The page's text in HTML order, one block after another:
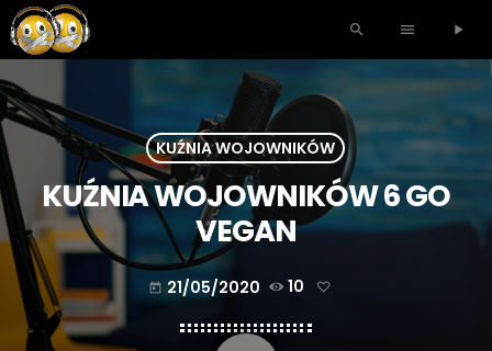
search menu play_arrow
KUŹNIA WOJOWNIKÓW
KUŹNIA WOJOWNIKÓW 6 GO
VEGAN
today 21/05/2020 10